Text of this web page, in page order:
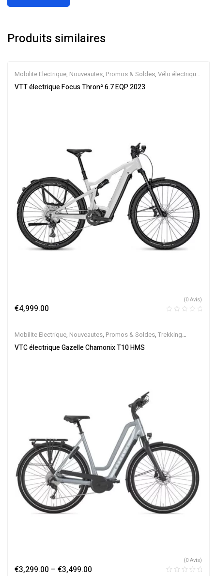
Produits similaires
Mobilite Electrique, Nouveautes, Promos & Soldes, Vélo électrique
ville,Velos Electriques,VTT Électriques
VTT électrique Focus Thron² 6.7 EQP 2023
€4,999.00
(0 Avis)
Mobilite Electrique, Nouveautes, Promos & Soldes, Trekking
électrique,Vélo électrique ville,Velos Electriques
VTC électrique Gazelle Chamonix T10 HMS
€3,299.00 – €3,499.00
(0 Avis)